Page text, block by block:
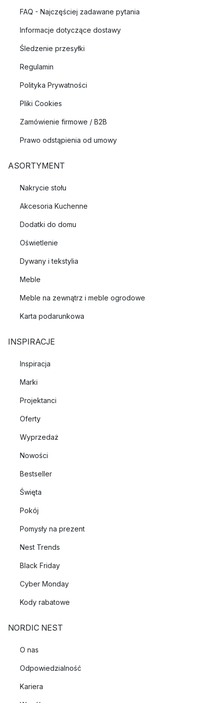
FAQ - Najczęściej zadawane pytania
Informacje dotyczące dostawy
Śledzenie przesyłki
Regulamin
Polityka Prywatności
Pliki Cookies
Zamówienie firmowe / B2B
Prawo odstąpienia od umowy
ASORTYMENT
Nakrycie stołu
Akcesoria Kuchenne
Dodatki do domu
Oświetlenie
Dywany i tekstylia
Meble
Meble na zewnątrz i meble ogrodowe
Karta podarunkowa
INSPIRACJE
Inspiracja
Marki
Projektanci
Oferty
Wyprzedaż
Nowości
Bestseller
Święta
Pokój
Pomysły na prezent
Nest Trends
Black Friday
Cyber Monday
Kody rabatowe
NORDIC NEST
O nas
Odpowiedzialność
Kariera